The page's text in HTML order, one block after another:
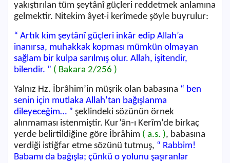
yakıştırılan tüm şeytânî güçleri reddetmek anlamına
gelmektir. Nitekim âyet-i kerîmede şöyle buyrulur:
“ Artık kim şeytânî güçleri inkâr edip Allah’a
inanırsa, muhakkak kopması mümkün olmayan
sağlam bir kulpa sarılmış olur. Allah, işitendir,
bilendir. ” ( Bakara 2/256 )
Yalnız Hz. İbrâhim’in müşrik olan babasına “ ben
senin için mutlaka Allah’tan bağışlanma
dileyeceğim… ” şeklindeki sözünün örnek
alınmaması istenmiştir. Kur’ân-ı Kerîm’de birkaç
yerde belirtildiğine göre İbrâhim ( a.s. ), babasına
verdiği istiğfar etme sözünü tutmuş, “ Rabbim!
Babamı da bağışla; çünkü o yolunu şaşıranlar